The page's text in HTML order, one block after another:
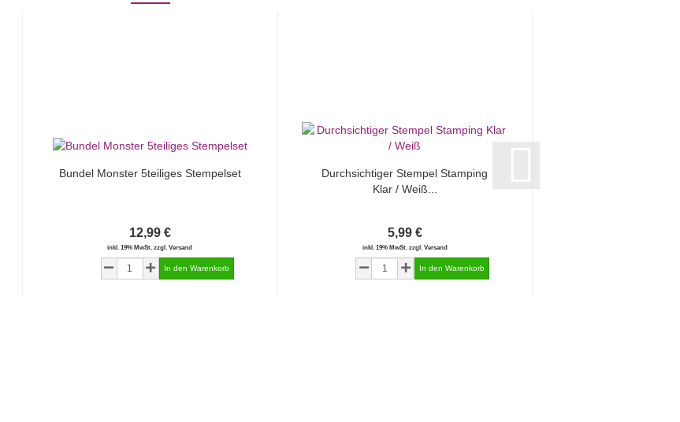
Bundel Monster 5teiliges Stempelset
12,99 €
inkl. 19% MwSt. zzgl. Versand
Durchsichtiger Stempel Stamping
Klar / Weiß...
5,99 €
inkl. 19% MwSt. zzgl. Versand